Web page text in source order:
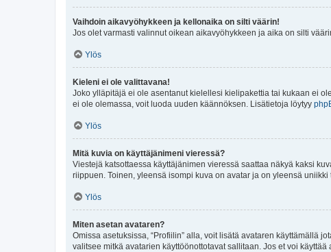
Vaihdoin aikavyöhykkeen ja kellonaika on silti väärin!
Jos olet varmasti valinnut oikean aikavyöhykkeen ja aika on silti
Ylös
Kieleni ei ole valittavana!
Joko ylläpitäjä ei ole asentanut kielellesi kielipakettia tai kukaan ei
ei ole olemassa, voit luoda uuden käännöksen. Lisätietoja löytyy
Ylös
Mitä kuvia on käyttäjänimeni vieressä?
Viestejä katsottaessa käyttäjänimen vieressä saattaa näkyä kaksi
riippuen. Toinen, yleensä isompi kuva on avatar ja on yleensä
Ylös
Miten asetan avataren?
Omissa asetuksissa, “Profiilin” alla, voit lisätä avataren käyttämällä
valitsee mitkä avatarien käyttöönottotavat sallitaan. Jos et voi käyttää